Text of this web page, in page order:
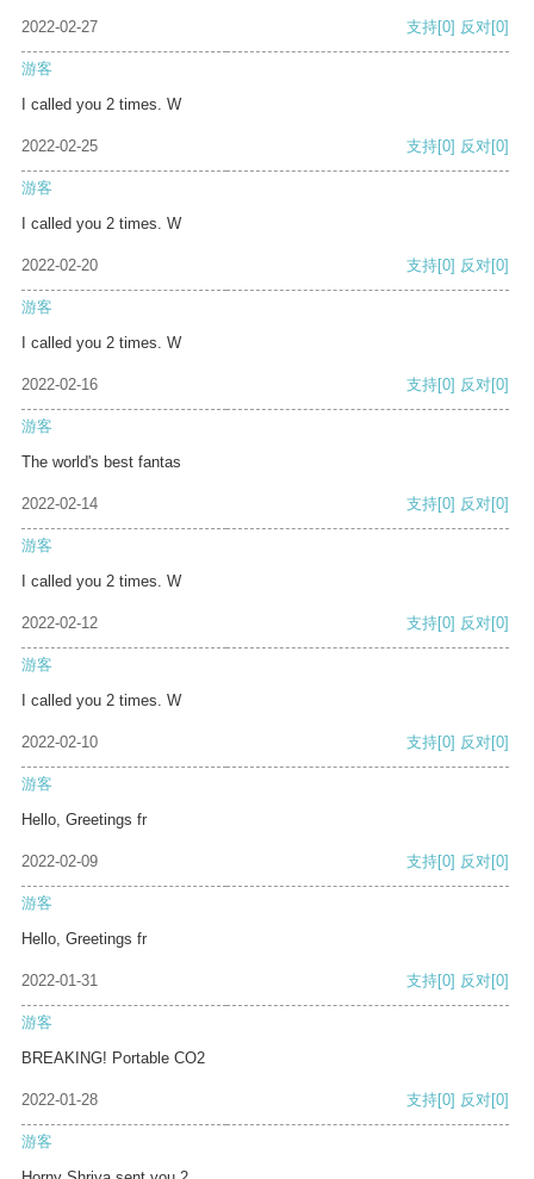
2022-02-27 支持[0] 反对[0]
游客
I called you 2 times. W
2022-02-25 支持[0] 反对[0]
游客
I called you 2 times. W
2022-02-20 支持[0] 反对[0]
游客
I called you 2 times. W
2022-02-16 支持[0] 反对[0]
游客
The world's best fantas
2022-02-14 支持[0] 反对[0]
游客
I called you 2 times. W
2022-02-12 支持[0] 反对[0]
游客
I called you 2 times. W
2022-02-10 支持[0] 反对[0]
游客
Hello, Greetings fr
2022-02-09 支持[0] 反对[0]
游客
Hello, Greetings fr
2022-01-31 支持[0] 反对[0]
游客
BREAKING! Portable CO2
2022-01-28 支持[0] 反对[0]
游客